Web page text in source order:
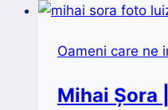
Oameni care ne
Mihai Șora